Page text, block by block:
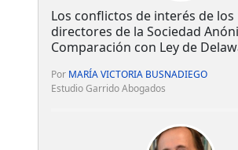
Los conflictos de interés de los
directores de la Sociedad
Comparación con Ley de
Por MARÍA VICTORIA BUSNADIEGO
Estudio Garrido Abogados